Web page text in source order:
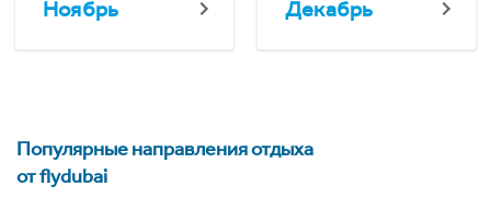
Ноябрь Декабрь
Популярные направления отдыха
от flydubai